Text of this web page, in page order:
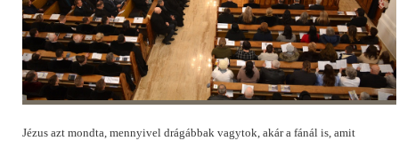
Jézus azt mondta, mennyivel drágábbak vagytok, akár a fánál is, amit